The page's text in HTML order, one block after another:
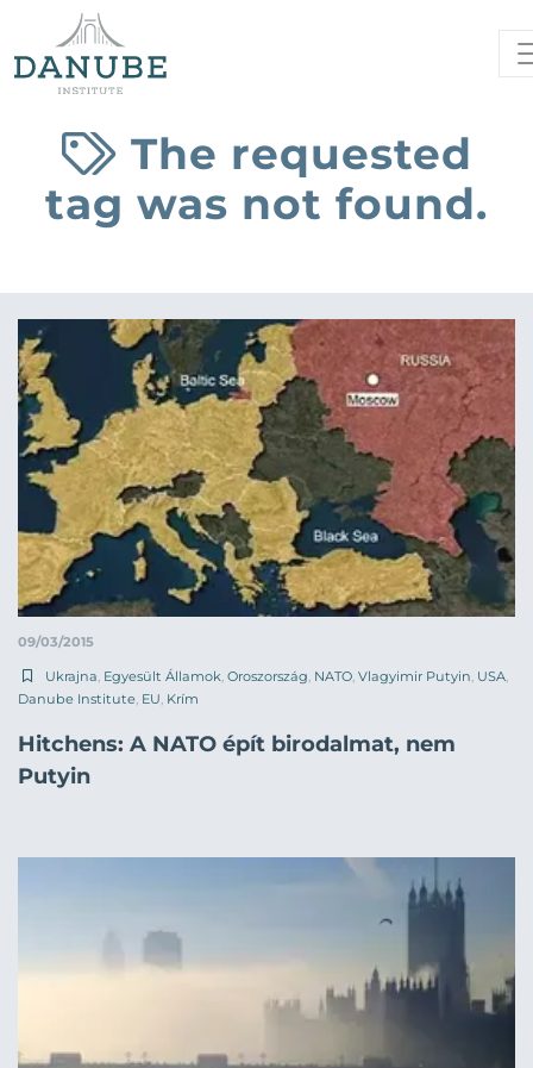
The requested
tag was not found.
09/03/2015
Ukrajna Egyesült Államok Oroszország NATO Vlagyimir Putyin USA
Danube Institute EU Krím
Hitchens: A NATO épít birodalmat, nem
Putyin